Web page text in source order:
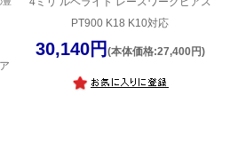
PT900 K18 K10対応
30,140円 (本体価格:27,400円)